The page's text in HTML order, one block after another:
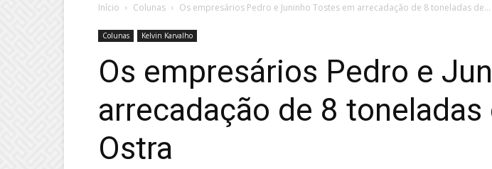
Início Colunas Os empresários Pedro e Juninho Tostes em arrecadação de 8 toneladas de...
Colunas Kelvin Karvalho
Os empresários Pedro e
arrecadação de 8
Ostra